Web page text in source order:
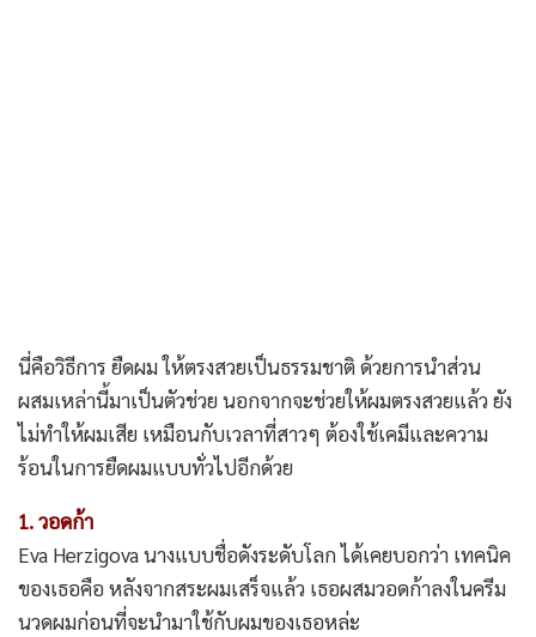
นี่คือวิธีการ ยืดผม ให้ตรงสวยเป็นธรรมชาติ ด้วยการนำส่วน
ผสมเหล่านี้มาเป็นตัวช่วย นอกจากจะช่วยให้ผมตรงสวยแล้ว ยัง
ไม่ทำให้ผมเสีย เหมือนกับเวลาที่สาวๆ ต้องใช้เคมีและความ
ร้อนในการยืดผมแบบทั่วไปอีกด้วย
1. วอดก้า
Eva Herzigova นางแบบชื่อดังระดับโลก ได้เคยบอกว่า เทคนิค
ของเธอคือ หลังจากสระผมเสร็จแล้ว เธอผสมวอดก้าลงในครีม
นวดผมก่อนที่จะนำมาใช้กับผมของเธอหล่ะ